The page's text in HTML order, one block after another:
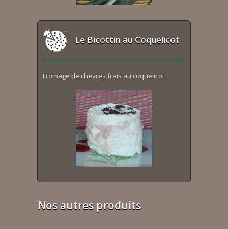
Le Bicottin au Coquelicot
Fromage de chèvres frais au coquelicot
Nos autres produits